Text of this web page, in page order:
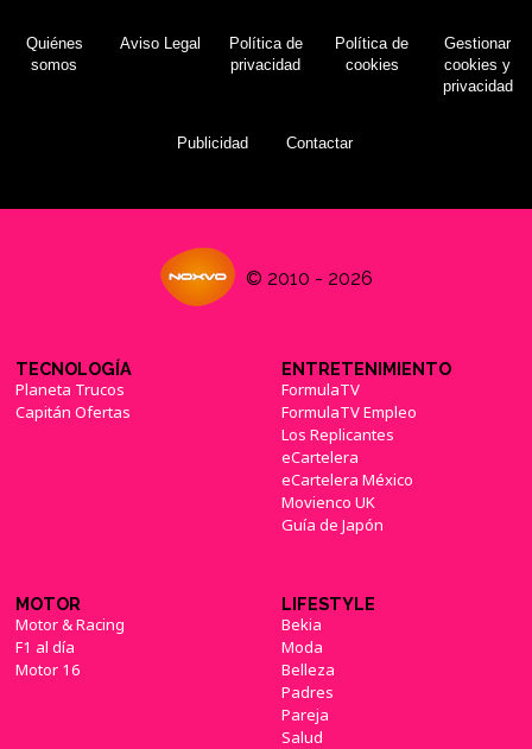
Quiénes
somos
Aviso Legal
Política de
privacidad
Política de
cookies
Gestionar
cookies y
privacidad
Publicidad Contactar
© 2010 - 2026
TECNOLOGÍA
Planeta Trucos
Capitán Ofertas
ENTRETENIMIENTO
FormulaTV
FormulaTV Empleo
Los Replicantes
eCartelera
eCartelera México
Movienco UK
Guía de Japón
MOTOR
Motor & Racing
F1 al día
Motor 16
LIFESTYLE
Bekia
Moda
Belleza
Padres
Pareja
Salud